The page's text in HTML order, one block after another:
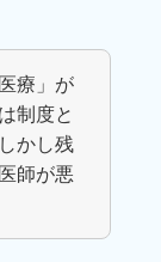
療」が
制度と
かし残
師が悪